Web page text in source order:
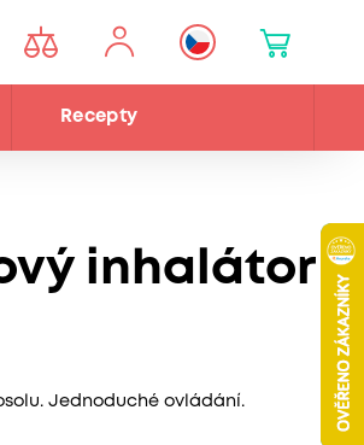
Recepty
inhalátor
Jednoduché ovládání.